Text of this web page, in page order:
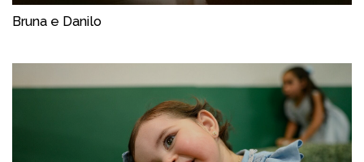
Bruna e Danilo